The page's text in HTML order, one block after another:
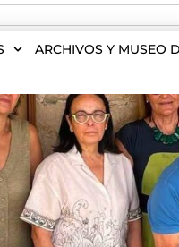
ARCHIVOS Y MUSEO